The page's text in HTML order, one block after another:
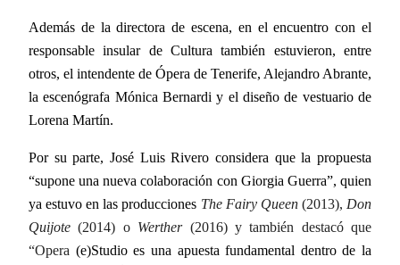
Además de la directora de escena, en el encuentro con el
responsable insular de Culturatambién estuvieron, entre
otros, el intendente de Ópera de Tenerife, Alejandro Abrante,
la escenógrafa Mónica Bernardi y el diseño de vestuario de
Lorena Martín.
Por su parte, José Luis Rivero considera que la propuesta
“supone una nueva colaboración con Giorgia Guerra”, quien
ya estuvo en las producciones The Fairy Queen(2013), Don
Quijote (2014) o Werther(2016) y también destacó que
“Opera (e)Studio es una apuesta fundamental dentro de la